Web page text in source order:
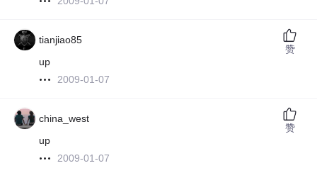
tianjiao85
up
2009-01-07
赞
china_west
up
2009-01-07
赞